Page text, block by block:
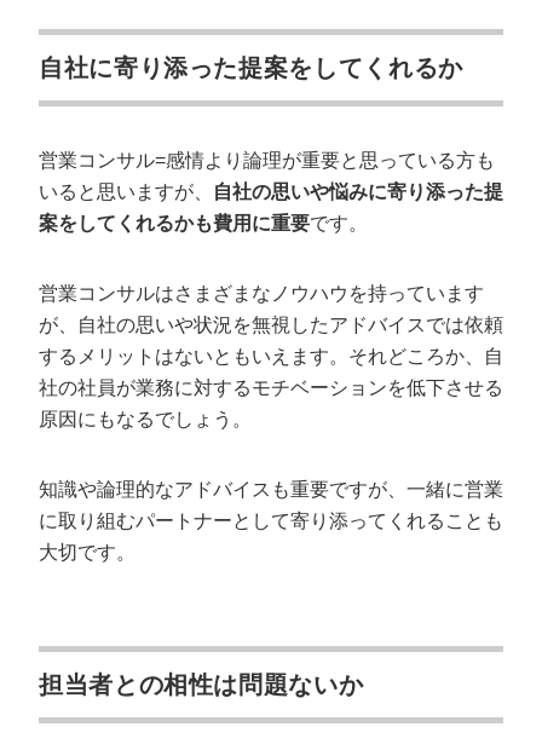
自社に寄り添った提案をしてくれるか
営業コンサル=感情より論理が重要と思っている方も
いると思いますが、
自社の思いや悩みに寄り添った提
案をしてくれるかも費用に重要です。
営業コンサルはさまざまなノウハウを持っています
が、自社の思いや状況を無視したアドバイスでは依頼
するメリットはないともいえます。それどころか、自
社の社員が業務に対するモチベーションを低下させる
原因にもなるでしょう。
知識や論理的なアドバイスも重要ですが、一緒に営業
に取り組むパートナーとして寄り添ってくれることも
大切です。
担当者との相性は問題ないか